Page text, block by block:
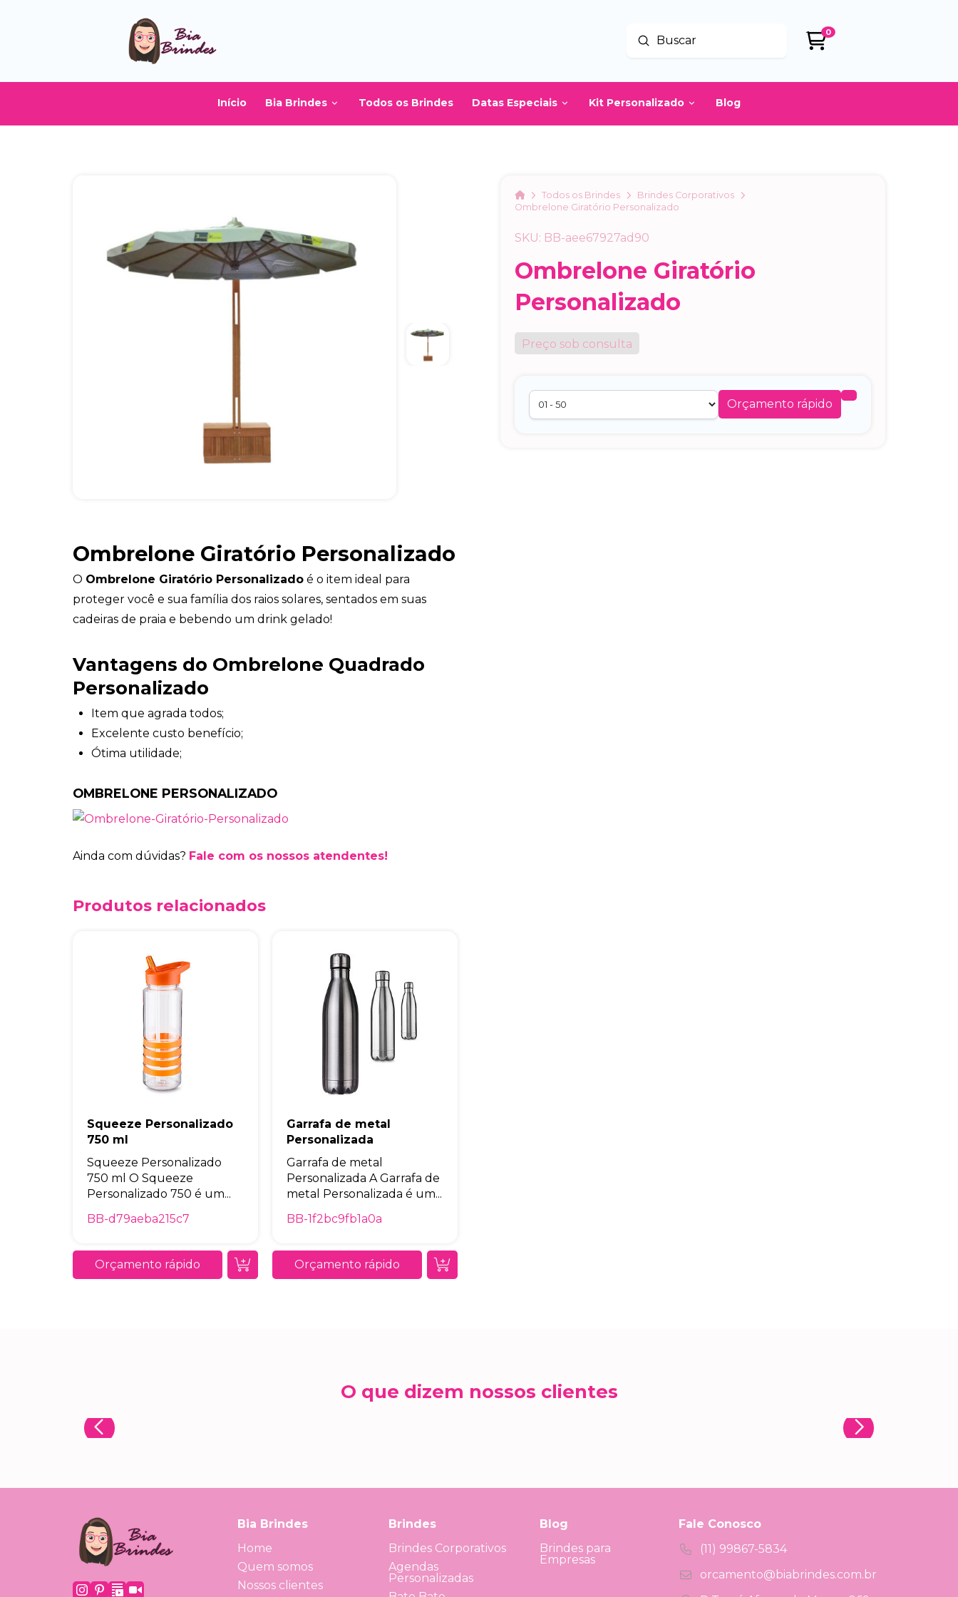
Buscar
Enviar
0
Início Bia Brindes Todos os Brindes Datas Especiais Kit Personalizado Blog
HomeTodos os Brindes
Brindes Corporativos
Ombrelone Giratório Personalizado
SKU: BB-aee67927ad90
Ombrelone Giratório
Personalizado
Preço sob consulta
Orçamento rápido
Ombrelone Giratório Personalizado
O Ombrelone Giratório Personalizado é o item ideal para
proteger você e sua família dos raios solares, sentados em suas
cadeiras de praia e bebendo um drink gelado!
Vantagens do Ombrelone Quadrado
Personalizado
Item que agrada todos;
Excelente custo benefício;
Ótima utilidade;
OMBRELONE PERSONALIZADO
Ainda com dúvidas? Fale com os nossos atendentes!
Produtos relacionados
Squeeze Personalizado
750 ml
Squeeze Personalizado
750 ml O Squeeze
Personalizado 750 é um...
BB-d79aeba215c7
Orçamento rápido
Garrafa de metal
Personalizada
Garrafa de metal
Personalizada A Garrafa de
metal Personalizada é um...
BB-1f2bc9fb1a0a
Orçamento rápido
O que dizem nossos clientes
Bia Brindes
Home
Quem somos
Nossos clientes
Brindes
Brindes Corporativos
Agendas
Personalizadas
Blog
Brindes para
Empresas
Fale Conosco
(11) 99867-5834
orcamento@biabrindes.com.br
Eu concordo em receber comunicações.
A nossa empresa está comprometida a proteger e respeitar sua
privacidade, utilizaremos seus dados apenas para fins de
marketing. Você pode alterar suas preferências a qualquer